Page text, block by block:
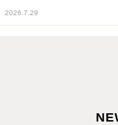
2026.7.29